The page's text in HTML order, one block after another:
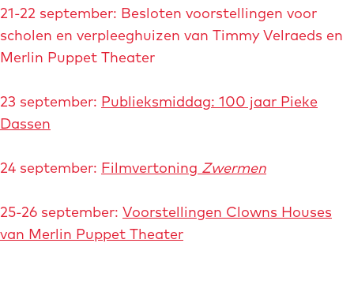
21-22 september: Besloten voorstellingen voor
scholen en verpleeghuizen van Timmy Velraeds en
Merlin Puppet Theater
23 september: Publieksmiddag: 100 jaar Pieke
Dassen
24 september: Filmvertoning Zwermen
25-26 september: Voorstellingen Clowns Houses
van Merlin Puppet Theater